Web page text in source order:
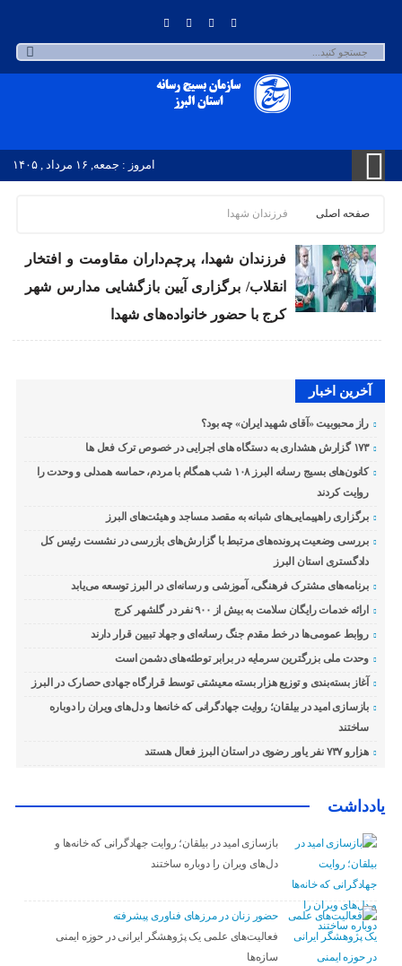
امروز : جمعه, ۱۶ مرداد , ۱۴۰۵
صفحه اصلی فرزندان شهدا
فرزندان شهدا، پرچم‌داران مقاومت و افتخار
انقلاب/ برگزاری آیین بازگشایی مدارس شهر
کرج با حضور خانواده‌های شهدا
آخرین اخبار
راز محبوبیت «آقای شهید ایران» چه بود؟
۱۷۳ گزارش هشداری به دستگاه های اجرایی در خصوص ترک فعل ها
کانون‌های بسیج رسانه البرز ۱۰۸ شب همگام با مردم، حماسه همدلی و وحدت را
روایت کردند
برگزاری راهپیمایی‌های شبانه به مقصد مساجد و هیئت‌های البرز
بررسی وضعیت پرونده‌های مرتبط با گزارش‌های بازرسی در نشست رئیس کل
دادگستری استان البرز
برنامه‌های مشترک فرهنگی، آموزشی و رسانه‌ای در البرز توسعه می‌یابد
ارائه خدمات رایگان سلامت به بیش از ۹۰۰ نفر در گلشهر کرج
روابط عمومی‌ها در خط مقدم جنگ رسانه‌ای و جهاد تبیین قرار دارند
وحدت ملی بزرگترین سرمایه در برابر توطئه‌های دشمن است
آغاز بسته‌بندی و توزیع هزار بسته معیشتی توسط قرارگاه جهادی حصارک در البرز
بازسازی امید در بیلقان؛ روایت جهادگرانی که خانه‌ها و دل‌های ویران را دوباره
ساختند
هزارو ۷۳۷ نفر یاور رضوی در استان البرز فعال هستند
یادداشت
بازسازی امید در بیلقان؛ روایت جهادگرانی که خانه‌ها و
دل‌های ویران را دوباره ساختند
حضور زنان در مرزهای فناوری پیشرفته
فعالیت‌های علمی یک پژوهشگر ایرانی در حوزه ایمنی
سازه‌ها